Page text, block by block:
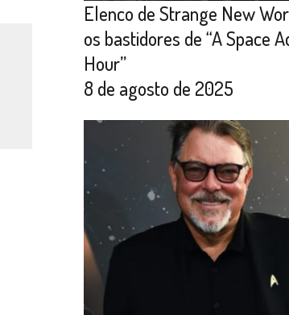
Elenco de Strange New
os bastidores de “A Space
Hour”
8 de agosto de 2025